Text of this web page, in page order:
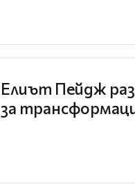
Елиът Пейдж
за